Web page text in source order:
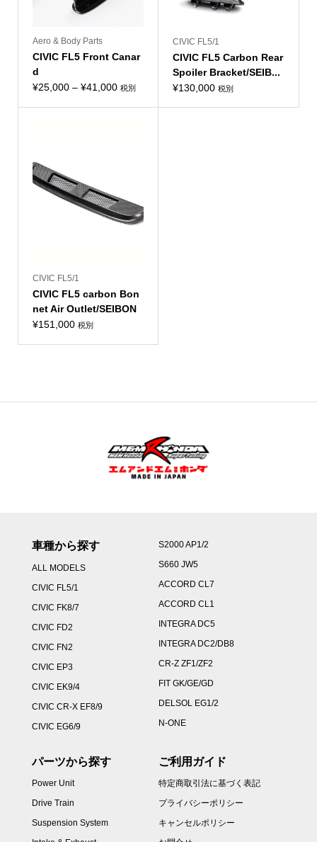
Aero & Body Parts
CIVIC FL5 Front Canar
d
¥25,000 – ¥41,000価税別
CIVIC FL5/1
CIVIC FL5 Carbon Rear
Spoiler Bracket/SEIB...
¥130,000 税別
CIVIC FL5/1
CIVIC FL5 carbon Bon
net Air Outlet/SEIBON
¥151,000 税別
車種から探す
ALL MODELS
CIVIC FL5/1
CIVIC FK8/7
CIVIC FD2
CIVIC FN2
CIVIC EP3
CIVIC EK9/4
CIVIC CR-X EF8/9
CIVIC EG6/9
S2000 AP1/2
S660 JW5
ACCORD CL7
ACCORD CL1
INTEGRA DC5
INTEGRA DC2/DB8
CR-Z ZF1/ZF2
FIT GK/GE/GD
DELSOL EG1/2
N-ONE
パーツから探す
Power Unit
Drive Train
Suspension System
ご利用ガイド
特定商取引法に基づく表記
プライバシーポリシー
キャンセルポリシー